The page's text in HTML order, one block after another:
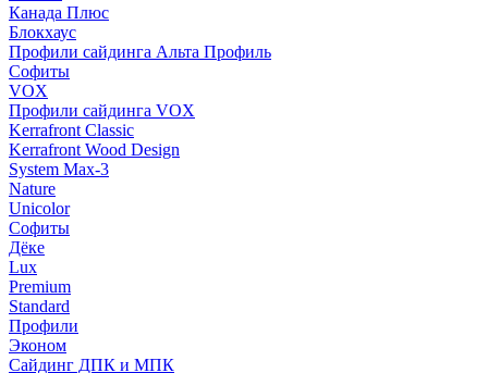
Канада Плюс
Блокхаус
Профили сайдинга Альта Профиль
Софиты
VOX
Профили сайдинга VOX
Kerrafront Classic
Kerrafront Wood Design
System Max-3
Nature
Unicolor
Софиты
Дёке
Lux
Premium
Standard
Профили
Эконом
Сайдинг ДПК и МПК